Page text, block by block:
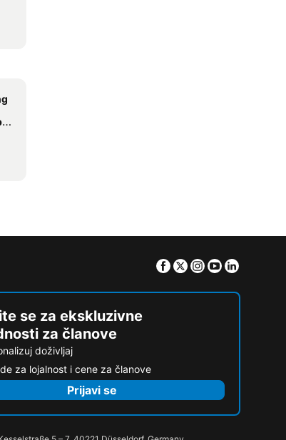
Facebook
TwitterInstagram
Youtube
se za ekskluzivne
za članove
doživljaj
za lojalnost i cene za članove
Prijavi se